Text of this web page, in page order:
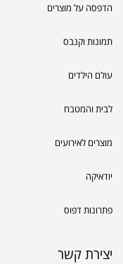
הדפסה על מוצרים
תמונות וקנבס
עולם הילדים
לבית והמטבח
מוצרים לאירועים
יודאיקה
פתרונות דפוס
יצירת קשר